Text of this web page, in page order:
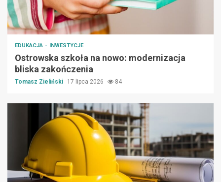
EDUKACJA INWESTYCJE
Ostrowska szkoła na nowo: modernizacja
bliska zakończenia
Tomasz Zieliński 17 lipca 2026 84